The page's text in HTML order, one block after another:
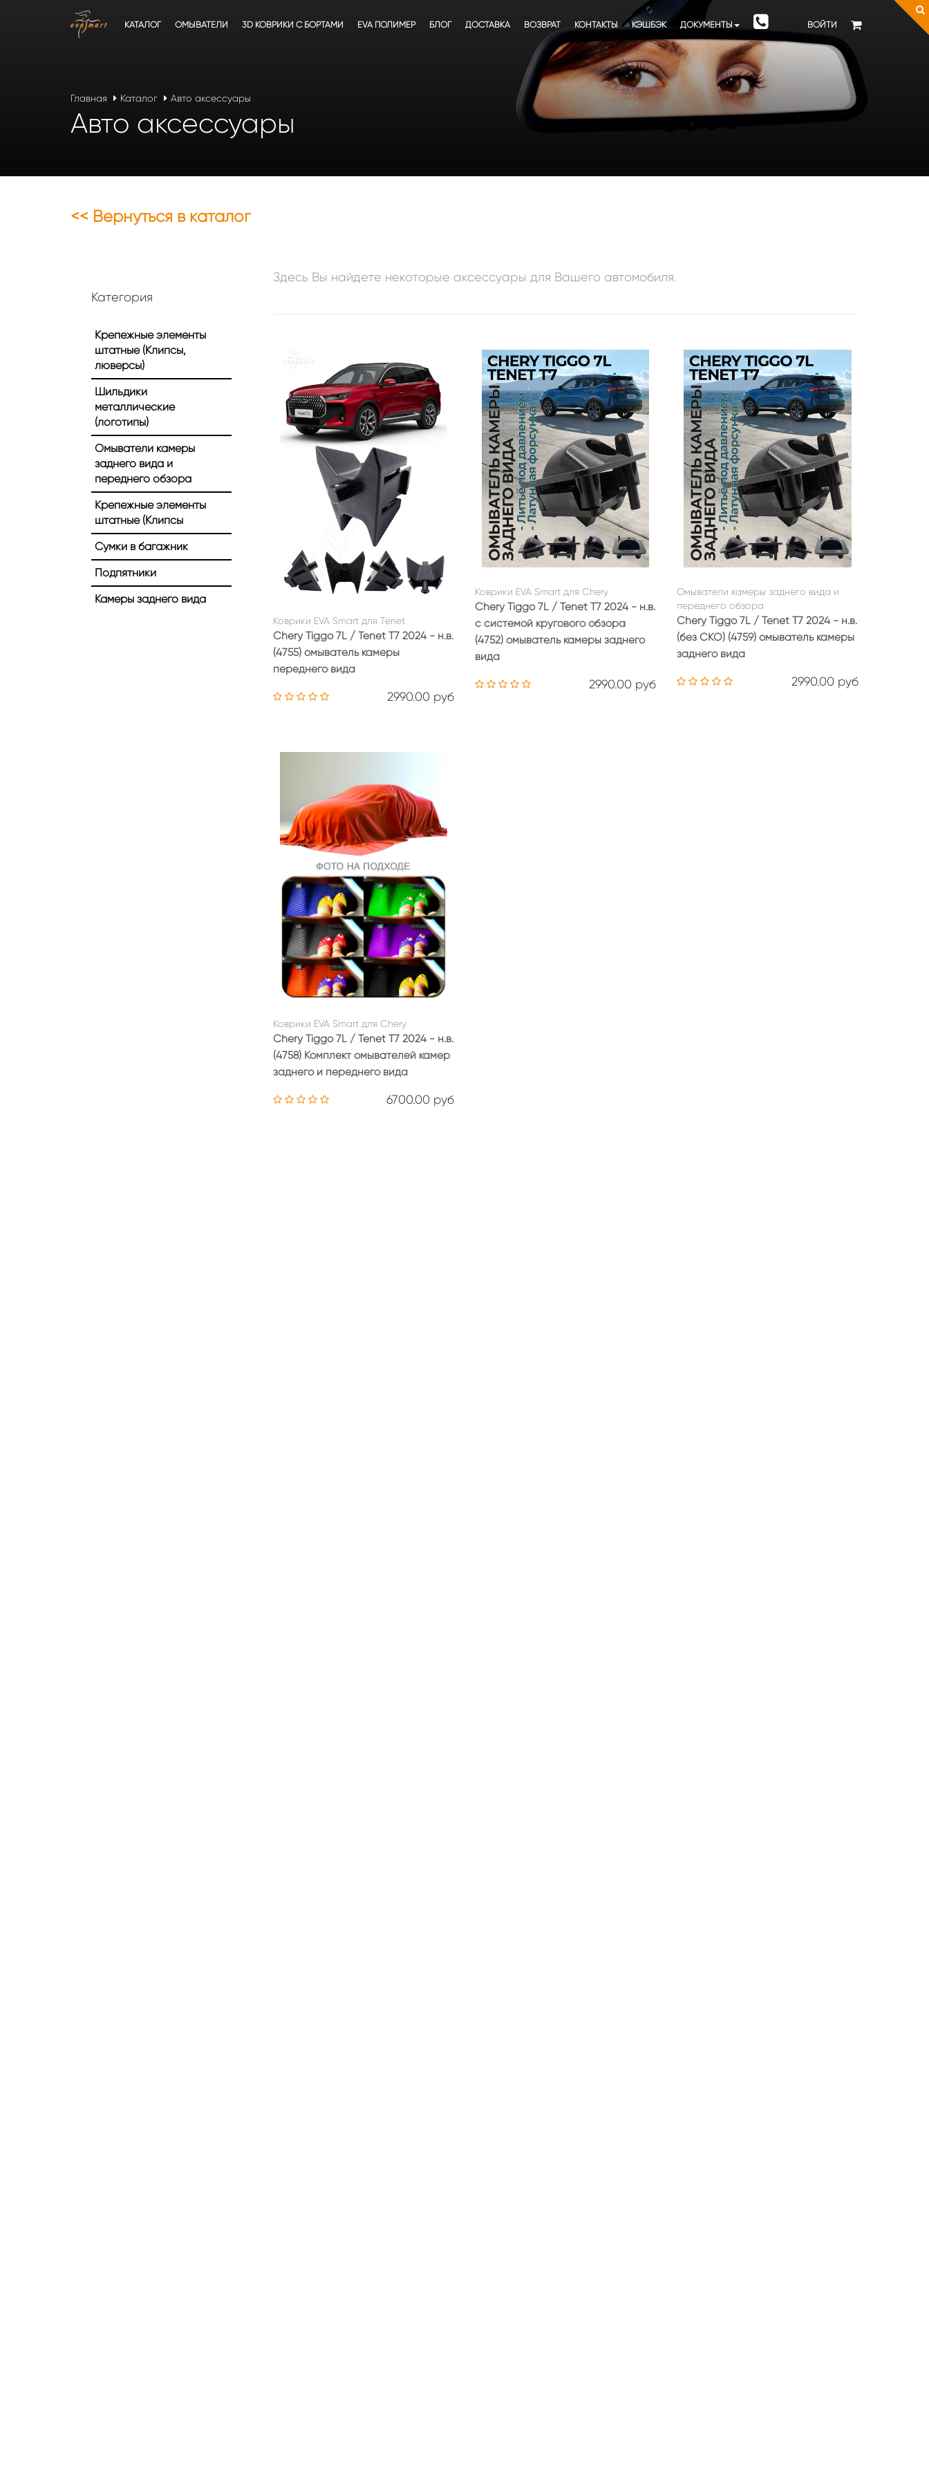
ВОЙТИ
КАТАЛОГ ОМЫВАТЕЛИ 3D КОВРИКИ C БОРТАМИ EVA ПОЛИМЕР БЛОГ ДОСТАВКА ВОЗВРАТ КОНТАКТЫ КЭШБЭК ДОКУМЕНТЫ
Главная Каталог Авто аксессуары
Авто аксессуары
<< Вернуться в каталог
Категория
Крепежные элементы
штатные (Клипсы,
люверсы)
Шильдики
металлические
(логотипы)
Омыватели камеры
заднего вида и
переднего обзора
Крепежные элементы
штатные (Клипсы
Сумки в багажник
Подпятники
Камеры заднего вида
Здесь Вы найдете некоторые аксессуары для Вашего автомобиля.
Коврики EVA Smart для Tenet
Chery Tiggo 7L / Tenet T7 2024 - н.в.
(4755) омыватель камеры
переднего вида
2990.00 руб
Коврики EVA Smart для Chery
Chery Tiggo 7L / Tenet T7 2024 - н.в.
с системой кругового обзора
(4752) омыватель камеры заднего
вида
2990.00 руб
Омыватели камеры заднего вида и
переднего обзора
Chery Tiggo 7L / Tenet T7 2024 - н.в.
(без СКО) (4759) омыватель камеры
заднего вида
2990.00 руб
Коврики EVA Smart для Chery
Chery Tiggo 7L / Tenet T7 2024 - н.в.
(4758) Комплект омывателей камер
заднего и переднего вида
6700.00 руб